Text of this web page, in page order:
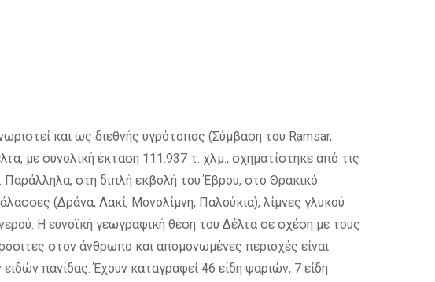
και ως διεθνής υγρότοπος (Σύμβαση του Ramsar,
με συνολική έκταση 111.937 τ. χλμ., σχηματίστηκε από τις
στη διπλή εκβολή του Έβρου, στο Θρακικό
(Δράνα, Λακί, Μονολίμνη, Παλούκια), λίμνες γλυκού
Η ευνοϊκή γεωγραφική θέση του Δέλτα σε σχέση με τους
στον άνθρωπο και απομονωμένες περιοχές είναι
πανίδας. Έχουν καταγραφεί 46 είδη ψαριών, 7 είδη